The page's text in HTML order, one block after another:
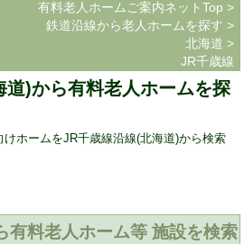
有料老人ホームご案内ネットTop >
鉄道沿線から老人ホームを探す >
北海道 >
JR千歳線
道)から有料老人ホームを探
ホームをJR千歳線沿線(北海道)から検索
有料老人ホーム等 施設を検索